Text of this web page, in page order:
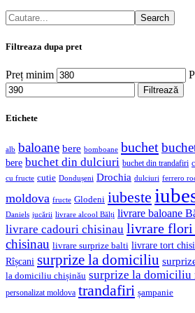
Search
Filtreaza dupa pret
Preț minim
Filtrează
Etichete
alb baloane bere bomboane buchet
bere buchet din dulciuri buchet din trandafiri
cu fructe cutie Dondușeni Drochia dulciuri ferrero
moldova fructe Glodeni iubeste
Daniels jucării livrare alcool Bălți livrare baloane
livrare cadouri chisinau livrare flori
chisinau livrare surprize balti livrare tort
Rîșcani surprize la domiciliu
la domiciliu chișinău surprize la domiciliu
personalizat moldova trandafiri șampanie